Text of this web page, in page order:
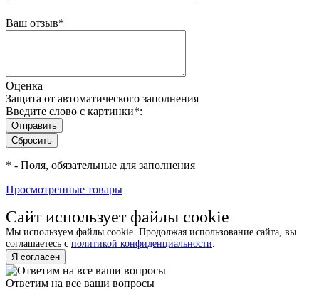
Ваш отзыв*
Оценка
Защита от автоматического заполнения
Введите слово с картинки*:
* - Поля, обязательные для заполнения
Просмотренные товары
Сайт использует файлы cookie
Мы используем файлы cookie. Продолжая использование сайта, вы
соглашаетесь с политикой конфиденциальности
Я согласен
Ответим на все ваши вопросы